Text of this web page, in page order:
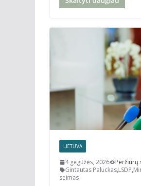
LIETUVA
4 gegužės, 2026
Peržiūrų
Gintautas Paluckas,LSDP,
seimas